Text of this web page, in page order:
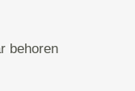
behoren